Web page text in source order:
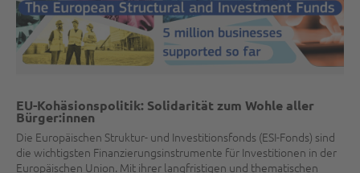
EU-Kohäsionspolitik: Solidarität zum Wohle aller
Bürger:innen
Die Europäischen Struktur- und Investitionsfonds (ESI-Fonds) sind
die wichtigsten Finanzierungsinstrumente für Investitionen in der
Europäischen Union. Mit ihrer langfristigen und thematischen